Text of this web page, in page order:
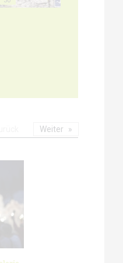
Weiter